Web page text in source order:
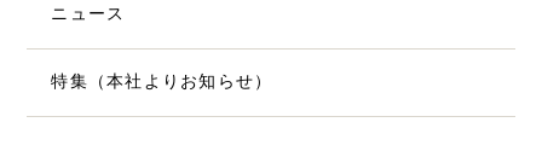
ニュース
特集（本社よりお知らせ）